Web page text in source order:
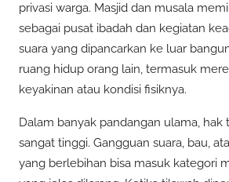
privasi warga. Masjid dan musala
sebagai pusat ibadah dan kegiatan
suara yang dipancarkan ke luar
ruang hidup orang lain, termasuk
keyakinan atau kondisi fisiknya.
Dalam banyak pandangan ulama, hak
sangat tinggi. Gangguan suara, bau,
yang berlebihan bisa masuk kategori